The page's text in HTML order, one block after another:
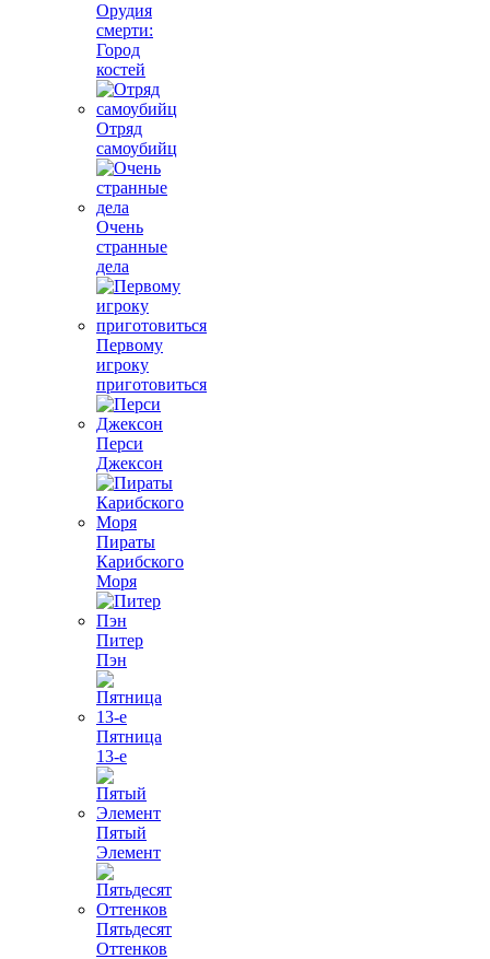
Орудия
смерти:
Город
костей
Отряд
самоубийц
Очень
странные
дела
Первому
игроку
приготовиться
Перси
Джексон
Пираты
Карибского
Моря
Питер
Пэн
Пятница
13-е
Пятый
Элемент
Пятьдесят
Оттенков